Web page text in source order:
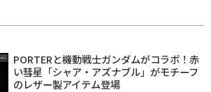
PORTERと機動戦士ガンダムがコラボ！赤
い彗星「シャア・アズナブル」がモチーフ
のレザー製アイテム登場